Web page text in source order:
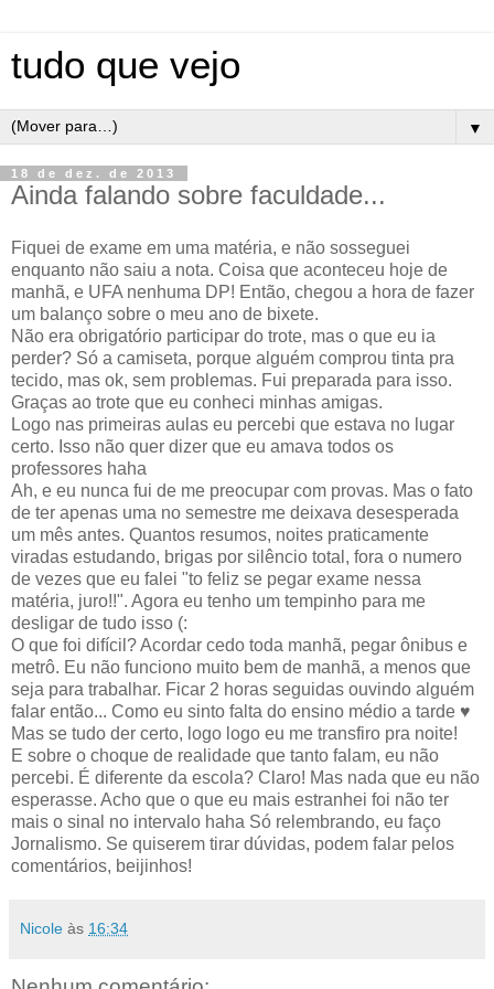
tudo que vejo
▼
18 de dez. de 2013
Ainda falando sobre faculdade...
Fiquei de exame em uma matéria, e não sosseguei
enquanto não saiu a nota. Coisa que aconteceu hoje de
manhã, e UFA nenhuma DP! Então, chegou a hora de fazer
um balanço sobre o meu ano de bixete.
Não era obrigatório participar do trote, mas o que eu ia
perder? Só a camiseta, porque alguém comprou tinta pra
tecido, mas ok, sem problemas. Fui preparada para isso.
Graças ao trote que eu conheci minhas amigas.
Logo nas primeiras aulas eu percebi que estava no lugar
certo. Isso não quer dizer que eu amava todos os
professores haha
Ah, e eu nunca fui de me preocupar com provas. Mas o fato
de ter apenas uma no semestre me deixava desesperada
um mês antes. Quantos resumos, noites praticamente
viradas estudando, brigas por silêncio total, fora o numero
de vezes que eu falei "to feliz se pegar exame nessa
matéria, juro!!". Agora eu tenho um tempinho para me
desligar de tudo isso (:
O que foi difícil? Acordar cedo toda manhã, pegar ônibus e
metrô. Eu não funciono muito bem de manhã, a menos que
seja para trabalhar. Ficar 2 horas seguidas ouvindo alguém
falar então... Como eu sinto falta do ensino médio a tarde ♥
Mas se tudo der certo, logo logo eu me transfiro pra noite!
E sobre o choque de realidade que tanto falam, eu não
percebi. É diferente da escola? Claro! Mas nada que eu não
esperasse. Acho que o que eu mais estranhei foi não ter
mais o sinal no intervalo haha Só relembrando, eu faço
Jornalismo. Se quiserem tirar dúvidas, podem falar pelos
comentários, beijinhos!
Nicole às 16:34